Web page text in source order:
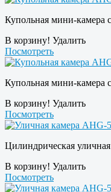
Купольная мини-камера
В корзину! Удалить
Посмотреть
Купольная мини-камера
В корзину! Удалить
Посмотреть
Цилиндрическая
В корзину! Удалить
Посмотреть